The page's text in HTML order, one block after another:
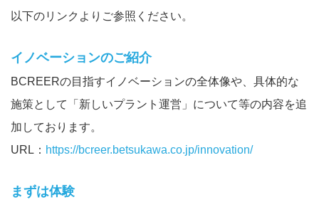
以下のリンクよりご参照ください。
イノベーションのご紹介
BCREERの目指すイノベーションの全体像や、具体的な
施策として「新しいプラント運営」について等の内容を追
加しております。
URL： https://bcreer.betsukawa.co.jp/innovation/
まずは体験